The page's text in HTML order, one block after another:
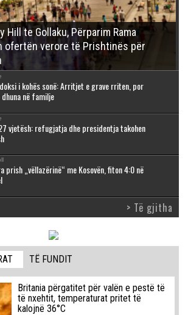
Hill te Gollaku, Përparim Rama
ofertën verore të Prishtinës për
i kohës sonë: Arritjet e grave rriten, por
dhuna në familje
vjetësh: refugjatja dhe presidentja takohen
prish „vëllazërinë“ me Kosovën, fiton 4:0 në
> Të gjitha
TË FUNDIT
Britania përgatitet për valën e pestë të
të nxehtit, temperaturat pritet të
kalojnë 36°C